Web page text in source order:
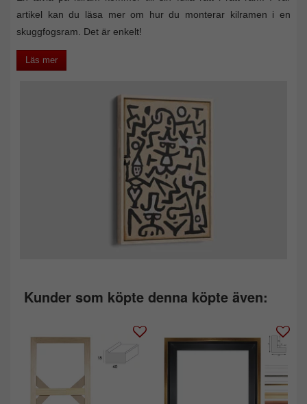
artikel kan du läsa mer om hur du monterar kilramen i en
skuggfogsram. Det är enkelt!
Läs mer
Kunder som köpte denna köpte även: